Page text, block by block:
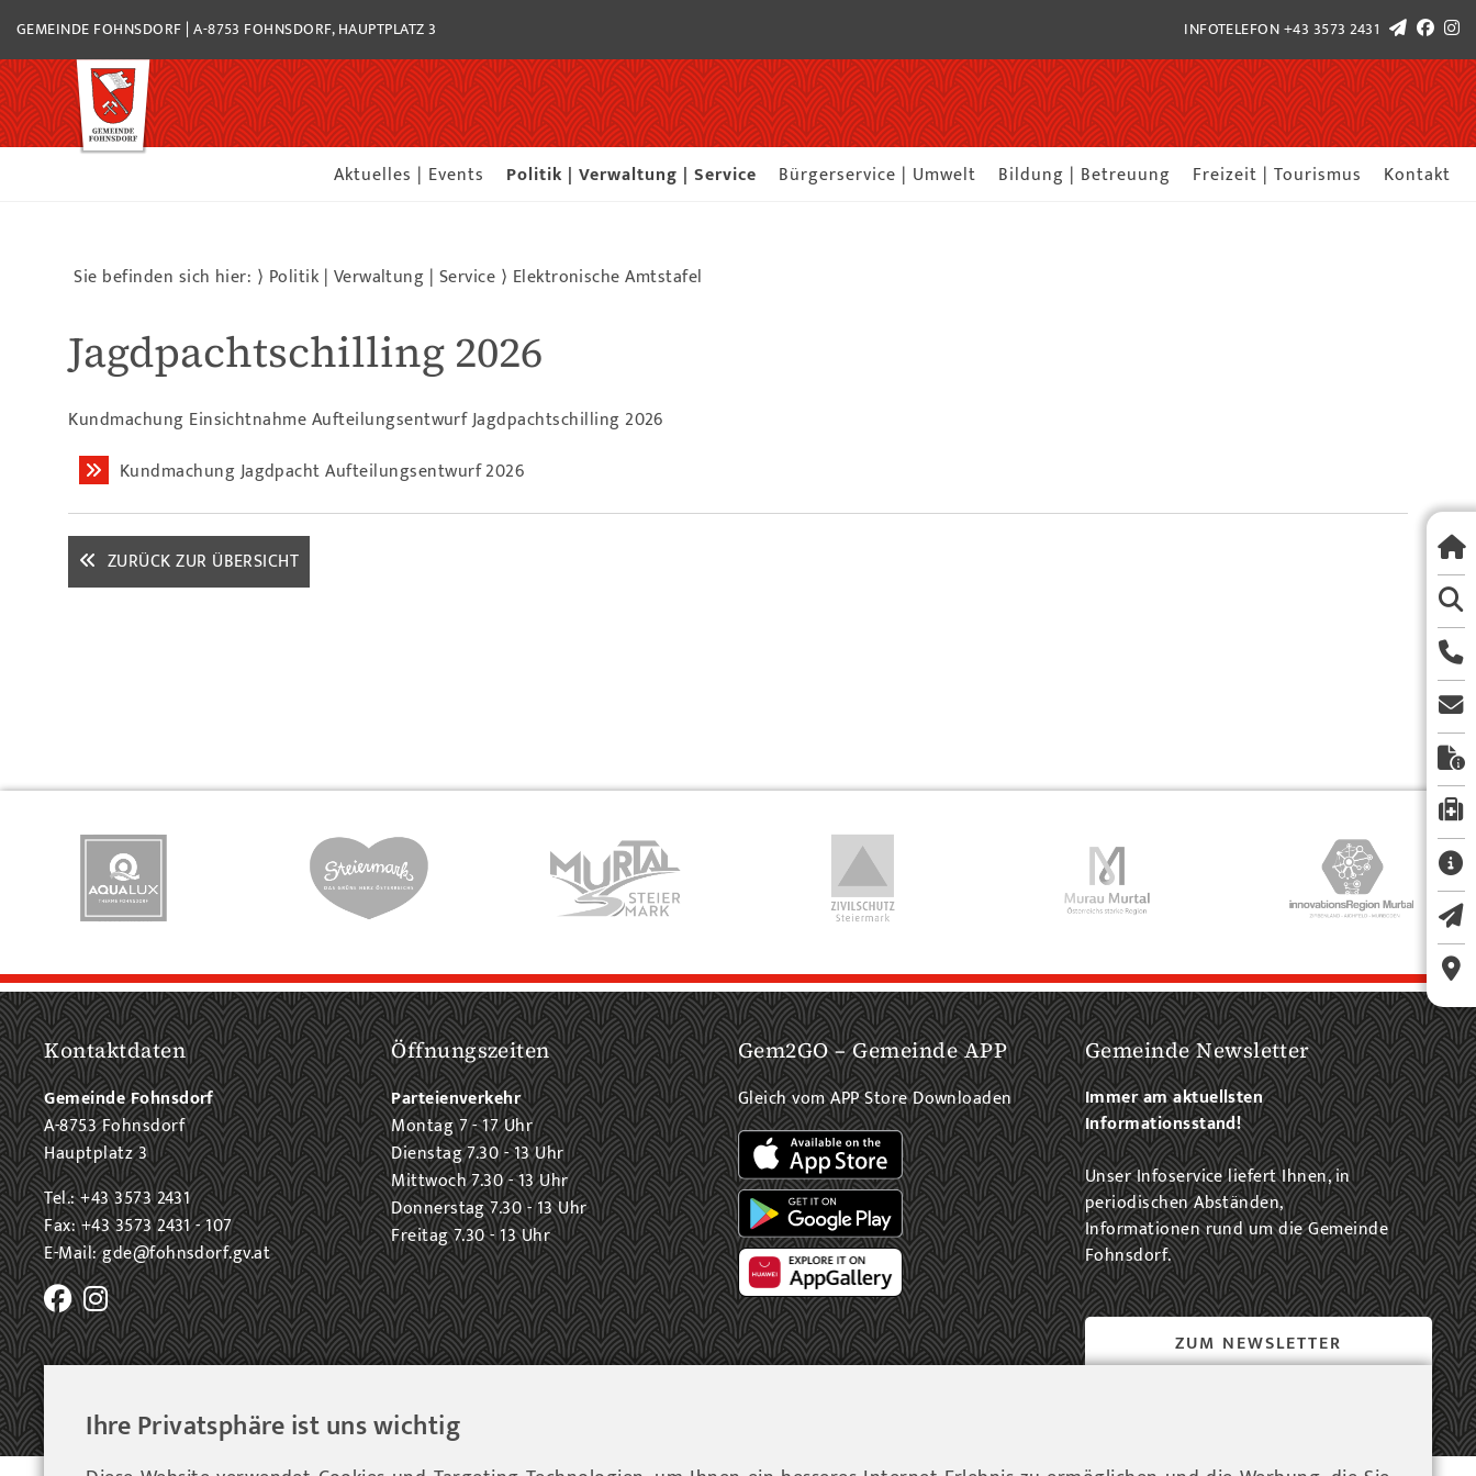
Ihre Privatsphäre ist uns wichtig
GEMEINDE FOHNSDORF | A-8753 FOHNSDORF, HAUPTPLATZ 3 INFOTELEFON+43 3573 2431
Aktuelles | Events Politik | Verwaltung | Service Bürgerservice | Umwelt Bildung | Betreuung Freizeit | Tourismus Kontakt
Sie befinden sich hier: ⟩ Politik | Verwaltung | Service ⟩ Elektronische Amtstafel
Jagdpachtschilling 2026
Kundmachung Einsichtnahme Aufteilungsentwurf Jagdpachtschilling 2026
Kundmachung Jagdpacht Aufteilungsentwurf 2026
ZURÜCK ZUR ÜBERSICHT
Kontaktdaten
Gemeinde Fohnsdorf
A-8753 Fohnsdorf
Hauptplatz 3
Tel.: +43 3573 2431
Fax: +43 3573 2431 - 107
E-Mail: gde@fohnsdorf.gv.at
Öffnungszeiten
Parteienverkehr
Montag 7 - 17 Uhr
Dienstag 7.30 - 13 Uhr
Mittwoch 7.30 - 13 Uhr
Donnerstag 7.30 - 13 Uhr
Freitag 7.30 - 13 Uhr
Gem2GO – Gemeinde APP
Gleich vom APP Store Downloaden
Gemeinde Newsletter
Immer am aktuellsten
Informationsstand!
Unser Infoservice liefert Ihnen, in
periodischen Abständen,
Informationen rund um die Gemeinde
Fohnsdorf.
ZUM NEWSLETTER
EINTRAG...